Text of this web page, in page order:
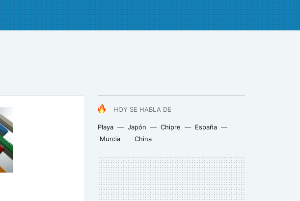
HOY SE HABLA DE
Playa Japón Chipre
España
Murcia
China